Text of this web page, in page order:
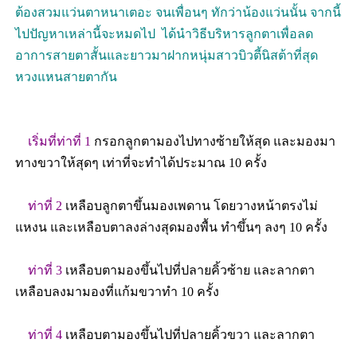
ต้องสวมแว่นตาหนาเตอะ จนเพื่อนๆ ทักว่าน้องแว่นนั้น จากนี้
ไปปัญหาเหล่านี้จะหมดไป ได้นำวิธีบริหารลูกตาเพื่อลด
อาการสายตาสั้นและยาวมาฝากหนุ่มสาวบิวตี้นิสต้าที่สุด
หวงแหนสายตากัน
เริ่มที่ท่าที่ 1 กรอกลูกตามองไปทางซ้ายให้สุด และมองมา
ทางขวาให้สุดๆ เท่าที่จะทำได้ประมาณ 10 ครั้ง
ท่าที่ 2 เหลือบลูกตาขึ้นมองเพดาน โดยวางหน้าตรงไม่
แหงน และเหลือบตาลงล่างสุดมองพื้น ทำขึ้นๆ ลงๆ 10 ครั้ง
ท่าที่ 3เหลือบตามองขึ้นไปที่ปลายคิ้วซ้าย และลากตา
เหลือบลงมามองที่แก้มขวาทำ 10 ครั้ง
ท่าที่ 4เหลือบตามองขึ้นไปที่ปลายคิ้วขวา และลากตา